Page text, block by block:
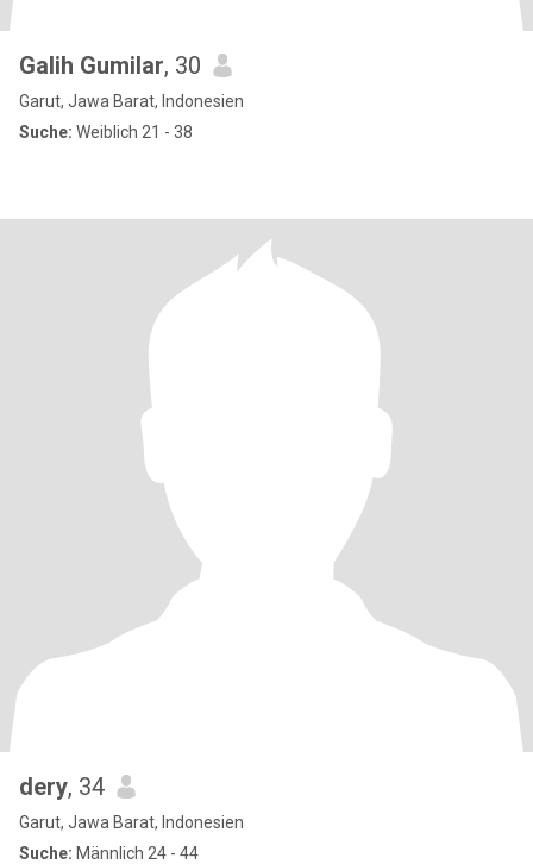
Galih Gumilar, 30
Garut, Jawa Barat, Indonesien
Suche: Weiblich 21 - 38
dery, 34
Garut, Jawa Barat, Indonesien
Suche: Männlich 24 - 44